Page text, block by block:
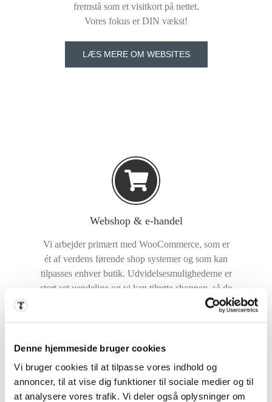
Denne hjemmeside bruger cookies
Vi bruger cookies til at tilpasse vores indhold og
annoncer, til at vise dig funktioner til sociale medier og til
at analysere vores trafik. Vi deler også oplysninger om
fremstå som et visitkort på nettet.
Vores fokus er DIN vækst!
LÆS MERE OM WEBSITES
Webshop & e-handel
Vi arbejder primært med WooCommerce, som er
ét af verdens førende shop systemer og som kan
tilpasses enhver butik. Udvidelsesmulighederne er
stort set uendelige og vi kan tilrette shoppen, så de